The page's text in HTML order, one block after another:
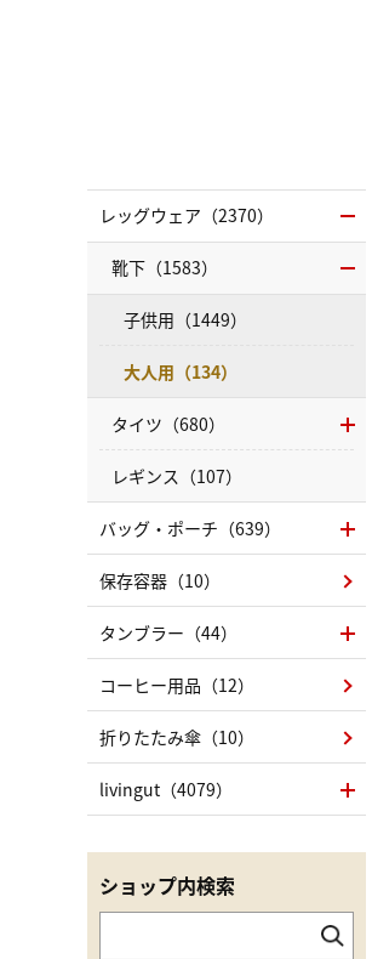
レッグウェア（2370）
靴下（1583）
子供用（1449）
大人用（134）
タイツ（680）
レギンス（107）
バッグ・ポーチ（639）
保存容器（10）
タンブラー（44）
コーヒー用品（12）
折りたたみ傘（10）
livingut（4079）
ショップ内検索